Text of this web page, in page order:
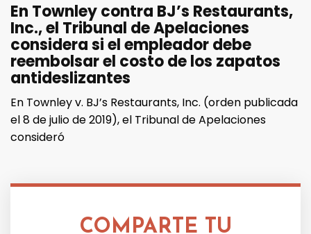
En Townley contra BJ’s Restaurants,
Inc., el Tribunal de Apelaciones
considera si el empleador debe
reembolsar el costo de los zapatos
antideslizantes
En Townley v. BJ’s Restaurants, Inc. (orden publicada
el 8 de julio de 2019), el Tribunal de Apelaciones
consideró
COMPARTE TU